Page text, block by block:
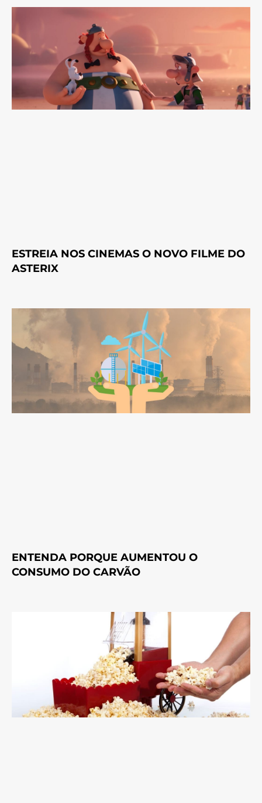
ESTREIA NOS CINEMAS O NOVO FILME DO
ASTERIX
ENTENDA PORQUE AUMENTOU O
CONSUMO DO CARVÃO